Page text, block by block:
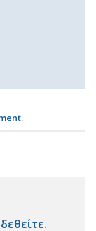
.
.